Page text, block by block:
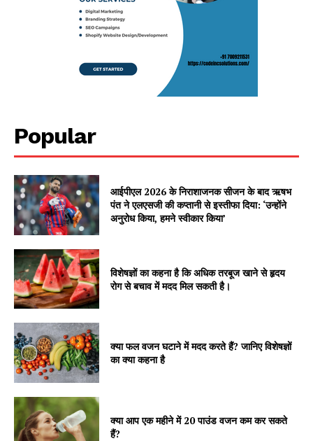
Popular
आईपीएल 2026 के निराशाजनक सीजन के बाद ऋषभ
पंत ने एलएसजी की कप्तानी से इस्तीफा दिया: ‘उन्होंने
अनुरोध किया, हमने स्वीकार किया’
विशेषज्ञों का कहना है कि अधिक तरबूज खाने से हृदय
रोग से बचाव में मदद मिल सकती है।
क्या फल वजन घटाने में मदद करते हैं? जानिए विशेषज्ञों
का क्या कहना है
क्या आप एक महीने में 20 पाउंड वजन कम कर सकते
हैं?